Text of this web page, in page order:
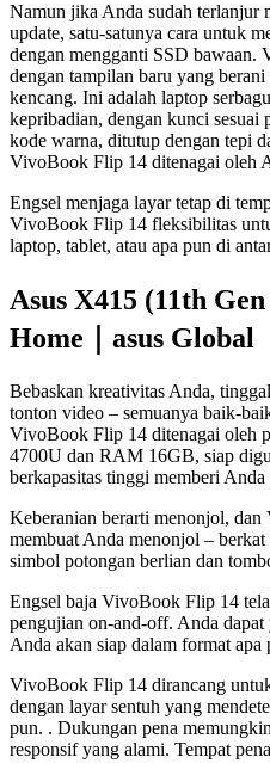
Namun jika Anda sudah terlanjur
update, satu-satunya cara untuk
dengan mengganti SSD
dengan tampilan baru yang
kencang. Ini adalah laptop
kepribadian, dengan kunci sesuai
kode warna, ditutup dengan tepi
VivoBook Flip 14 ditenagai oleh
Engsel menjaga layar tetap di
VivoBook Flip 14 fleksibilitas
laptop, tablet, atau apa pun di
Asus X415 (11th
Home｜asus Global
Bebaskan kreativitas Anda,
tonton video – semuanya baik-
VivoBook Flip 14 ditenagai oleh
4700U dan RAM 16GB, siap
berkapasitas tinggi memberi
Keberanian berarti menonjol,
membuat Anda menonjol –
simbol potongan berlian dan
Engsel baja VivoBook Flip 14
pengujian on-and-off. Anda
Anda akan siap dalam format apa
VivoBook Flip 14 dirancang
dengan layar sentuh yang
pun. . Dukungan pena
responsif yang alami. Tempat